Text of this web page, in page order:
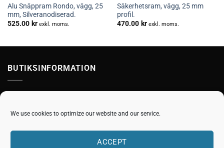
We use cookies to optimize our website and our service.
ACCEPT
Alu Snäppram Rondo, vägg, 25
mm, Silveranodiserad.
525.00 kr exkl. moms.
Säkerhetsram, vägg, 25 mm
profil.
470.00 kr exkl. moms.
BUTIKSINFORMATION
Ring oss nu: 046-73 33 76
E-post:order@skyltlink.se